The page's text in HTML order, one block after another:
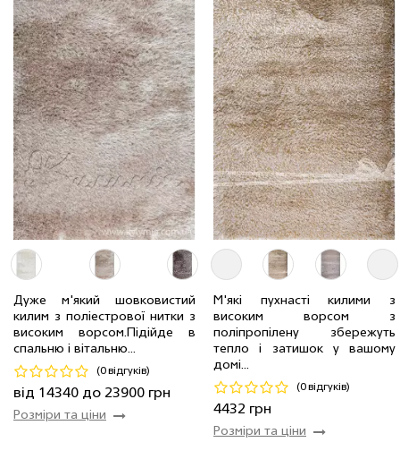
Дуже м'який шовковистий
килим з поліестрової нитки з
високим ворсом.Пiдiйде в
спальню і вітальню...
(0 відгуків)
від 14340 до 23900 грн
Розміри та ціни
3.0 x 4.0 м 2 шт 28680 грн
2.5 x 3.5 м 4 шт 20913 грн
2.0 x 3.0 м 2 шт
14340 грн
2.5 x 4.0 м
2 шт 23900 грн
Код 6696
М'які пухнасті килими з
високим ворсом з
поліпропілену збережуть
тепло і затишок у вашому
домі...
(0 відгуків)
4432 грн
Розміри та ціни
1.6 x 2.2 м 2 шт 4432 грн